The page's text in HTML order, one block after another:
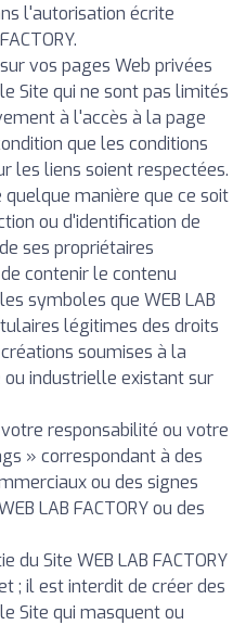
l'autorisation écrite
vos pages Web privées
Site qui ne sont pas limités
à l'accès à la page
que les conditions
les liens soient respectées.
manière que ce soit
ou d'identification de
ses propriétaires
contenir le contenu
symboles que WEB LAB
légitimes des droits
soumises à la
industrielle existant sur
responsabilité ou votre
» correspondant à des
ou des signes
LAB FACTORY ou des
du Site WEB LAB FACTORY
; il est interdit de créer des
Site qui masquent ou